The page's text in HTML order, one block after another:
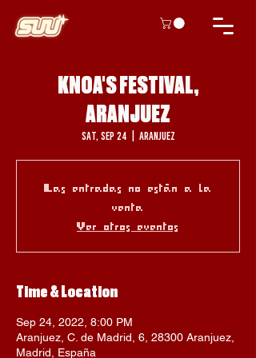
KNOA'S FESTIVAL,
ARANJUEZ
Sat, Sep 24 Aranjuez
Las entradas no están a la
venta
Ver otros eventos
Time & Location
Sep 24, 2022, 8:00 PM
Aranjuez, C. de Madrid, 6, 28300 Aranjuez,
Madrid, España